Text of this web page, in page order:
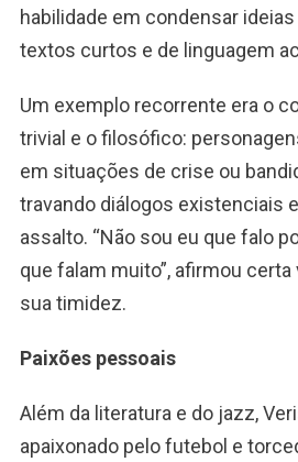
habilidade em condensar
textos curtos e de linguagem
Um exemplo recorrente era o
trivial e o filosófico:
em situações de crise ou
travando diálogos existenciais
assalto. “Não sou eu que falo
que falam muito”, afirmou
sua timidez.
Paixões pessoais
Além da literatura e do jazz,
apaixonado pelo futebol e